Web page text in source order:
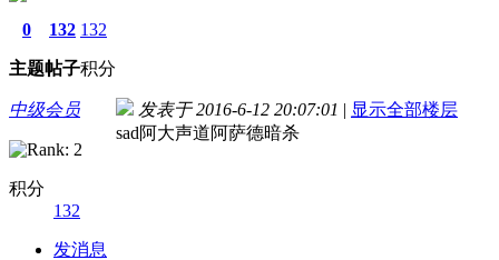
0
主题
132
帖子
132
积分
中级会员
积分
132
发消息
发表于 2016-6-12 20:07:01 | 显示全部楼层
sad阿大声道阿萨德暗杀